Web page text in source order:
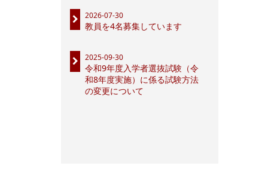
2026-07-30
教員を4名募集しています
2025-09-30
令和9年度入学者選抜試験（令
和8年度実施）に係る試験方法
の変更について